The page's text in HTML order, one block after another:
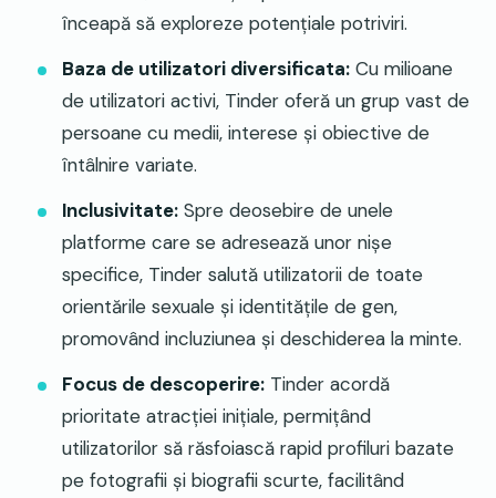
înceapă să exploreze potențiale potriviri.
Baza de utilizatori diversificata: Cu milioane
de utilizatori activi, Tinder oferă un grup vast de
persoane cu medii, interese și obiective de
întâlnire variate.
Inclusivitate: Spre deosebire de unele
platforme care se adresează unor nișe
specifice, Tinder salută utilizatorii de toate
orientările sexuale și identitățile de gen,
promovând incluziunea și deschiderea la minte.
Focus de descoperire: Tinder acordă
prioritate atracției inițiale, permițând
utilizatorilor să răsfoiască rapid profiluri bazate
pe fotografii și biografii scurte, facilitând